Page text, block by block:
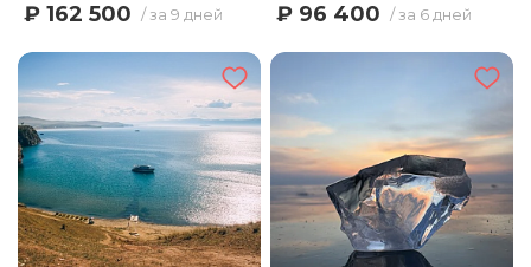
₽ 162 500 / за 9 дней ₽ 96 400 / за 6 дней